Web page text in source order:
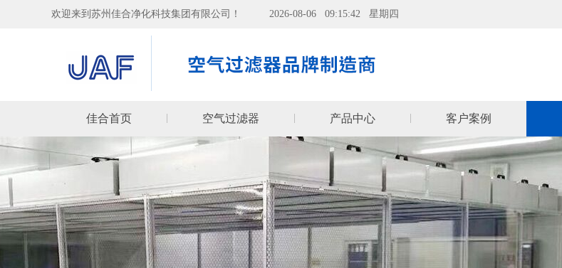
欢迎来到苏州佳合净化科技集团有限公司！ 2026-08-06 09:15:43 星期四
佳合首页 空气过滤器 产品中心 客户案例